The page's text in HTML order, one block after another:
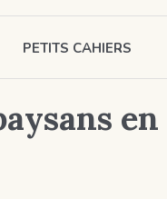
PETITS CAHIERS